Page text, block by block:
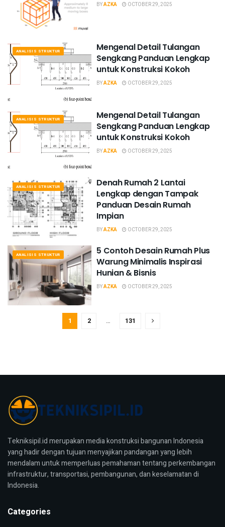
BYAZKA OCTOBER 29, 2025
ANALISIS STRUKTUR
Mengenal Detail Tulangan
Sengkang Panduan Lengkap
untuk Konstruksi Kokoh
BYAZKA OCTOBER 29, 2025
ANALISIS STRUKTUR
Mengenal Detail Tulangan
Sengkang Panduan Lengkap
untuk Konstruksi Kokoh
BYAZKA OCTOBER 29, 2025
ANALISIS STRUKTUR
Denah Rumah 2 Lantai
Lengkap dengan Tampak
Panduan Desain Rumah
Impian
BYAZKA OCTOBER 29, 2025
ANALISIS STRUKTUR
5 Contoh Desain Rumah Plus
Warung Minimalis Inspirasi
Hunian & Bisnis
BYAZKA OCTOBER 29, 2025
1 2 … 131
Tekniksipil.id merupakan media konstruksi bangunan Indonesia
yang hadir dengan tujuan menyajikan pandangan yang lebih
mendalam untuk memperluas pemahaman tentang perkembangan
infrastruktur, transportasi, pembangunan, dan keselamatan di
Indonesia.
Categories